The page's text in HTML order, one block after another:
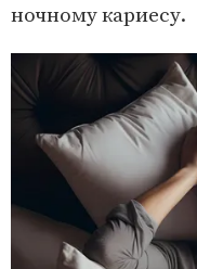
ночному кариесу.